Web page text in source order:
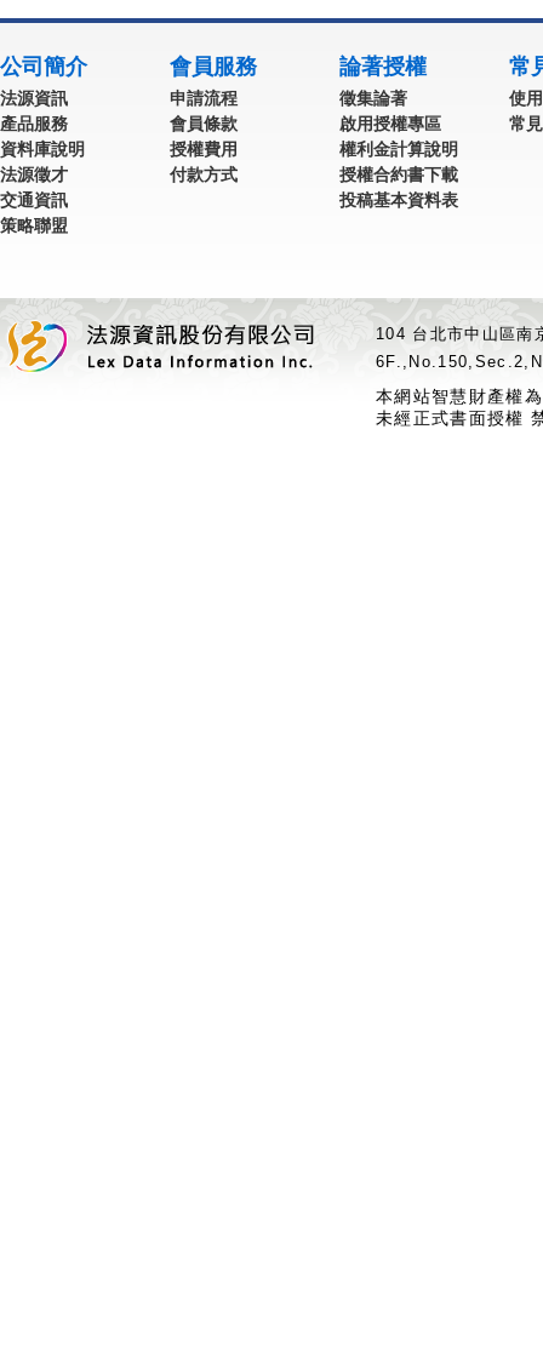
公司簡介
法源資訊
產品服務
資料庫說明
法源徵才
交通資訊
策略聯盟
會員服務
申請流程
會員條款
授權費用
付款方式
論著授權
徵集論著
啟用授權專區
權利金計算說明
授權合約書下載
投稿基本資料表
常
使
常
104 台北市中山區
本網站智慧財產權
未經正式書面授權